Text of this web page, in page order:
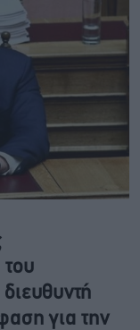
για την